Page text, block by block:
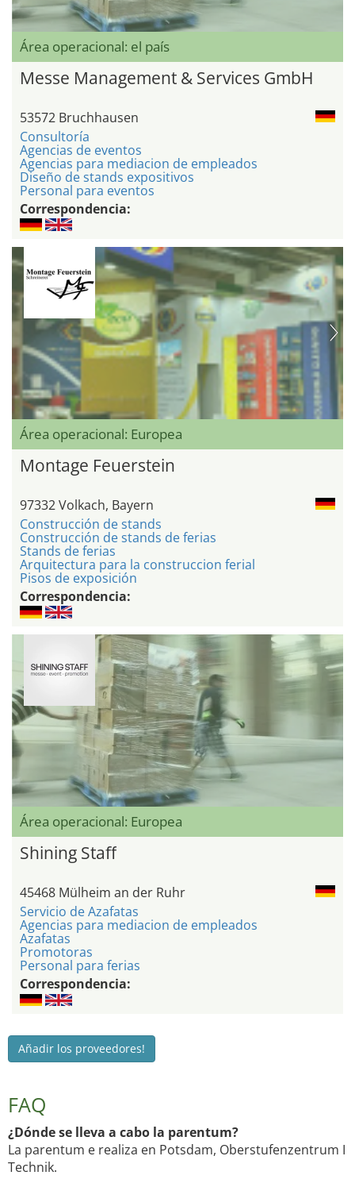
Área operacional: el país
Messe Management & Services GmbH
53572 Bruchhausen
Consultoría
Agencias de eventos
Agencias para mediacion de empleados
Diseño de stands expositivos
Personal para eventos
Correspondencia:
Área operacional: Europea
Montage Feuerstein
97332 Volkach, Bayern
Construcción de stands
Construcción de stands de ferias
Stands de ferias
Arquitectura para la construccion ferial
Pisos de exposición
Correspondencia:
Área operacional: Europea
Shining Staff
45468 Mülheim an der Ruhr
Servicio de Azafatas
Agencias para mediacion de empleados
Azafatas
Promotoras
Personal para ferias
Correspondencia:
Añadir los proveedores!
FAQ
¿Dónde se lleva a cabo la parentum?
La parentum e realiza en Potsdam, Oberstufenzentrum I
Technik.